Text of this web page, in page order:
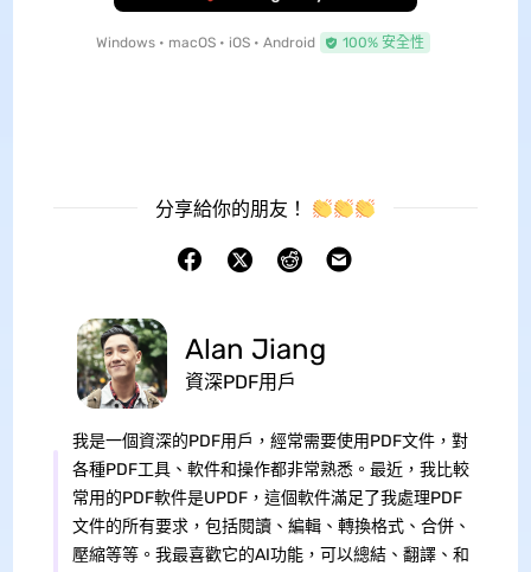
Windows • macOS • iOS • Android 100% 安全性
分享給你的朋友！
Alan Jiang
資深PDF用戶
我是一個資深的PDF用戶，經常需要使用PDF文件，對
各種PDF工具、軟件和操作都非常熟悉。最近，我比較
常用的PDF軟件是UPDF，這個軟件滿足了我處理PDF
文件的所有要求，包括閱讀、編輯、轉換格式、合併、
壓縮等等。我最喜歡它的AI功能，可以總結、翻譯、和